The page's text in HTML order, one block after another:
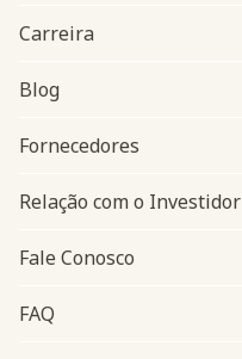
Navegação do rodapé
Carreira
Blog
Fornecedores
Relação com o Investidor
Fale Conosco
FAQ